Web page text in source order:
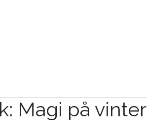
Magi på